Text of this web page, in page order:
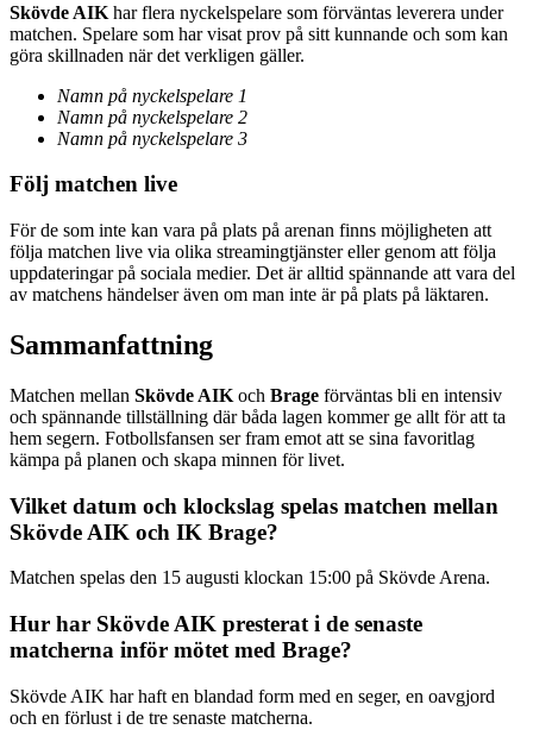
Skövde AIK har flera nyckelspelare som förväntas leverera under
matchen. Spelare som har visat prov på sitt kunnande och som kan
göra skillnaden när det verkligen gäller.
Namn på nyckelspelare 1
Namn på nyckelspelare 2
Namn på nyckelspelare 3
Följ matchen live
För de som inte kan vara på plats på arenan finns möjligheten att
följa matchen live via olika streamingtjänster eller genom att följa
uppdateringar på sociala medier. Det är alltid spännande att vara del
av matchens händelser även om man inte är på plats på läktaren.
Sammanfattning
Matchen mellan Skövde AIK och Brage förväntas bli en intensiv
och spännande tillställning där båda lagen kommer ge allt för att ta
hem segern. Fotbollsfansen ser fram emot att se sina favoritlag
kämpa på planen och skapa minnen för livet.
Vilket datum och klockslag spelas matchen mellan
Skövde AIK och IK Brage?
Matchen spelas den 15 augusti klockan 15:00 på Skövde Arena.
Hur har Skövde AIK presterat i de senaste
matcherna inför mötet med Brage?
Skövde AIK har haft en blandad form med en seger, en oavgjord
och en förlust i de tre senaste matcherna.